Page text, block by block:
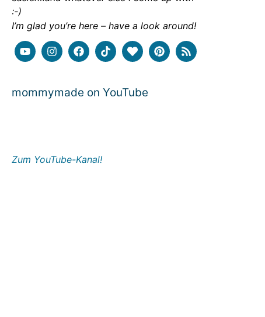
:-)
I’m glad you’re here – have a look around!
mommymade on YouTube
Zum YouTube-Kanal!